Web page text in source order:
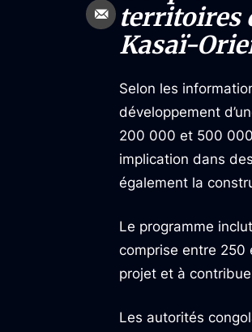
territoires
Kasaï-
Selon les
développement
200 000 et 500
implication dans
également la
Le programme
comprise entre 250
projet et à
Les autorités